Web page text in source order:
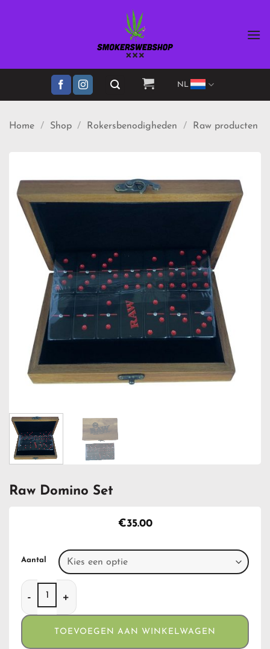
NL
Home / Shop / Rokersbenodigheden / Raw producten
Raw Domino Set
€35.00
Aantal
Raw Domino Set aantal
TOEVOEGEN AAN WINKELWAGEN